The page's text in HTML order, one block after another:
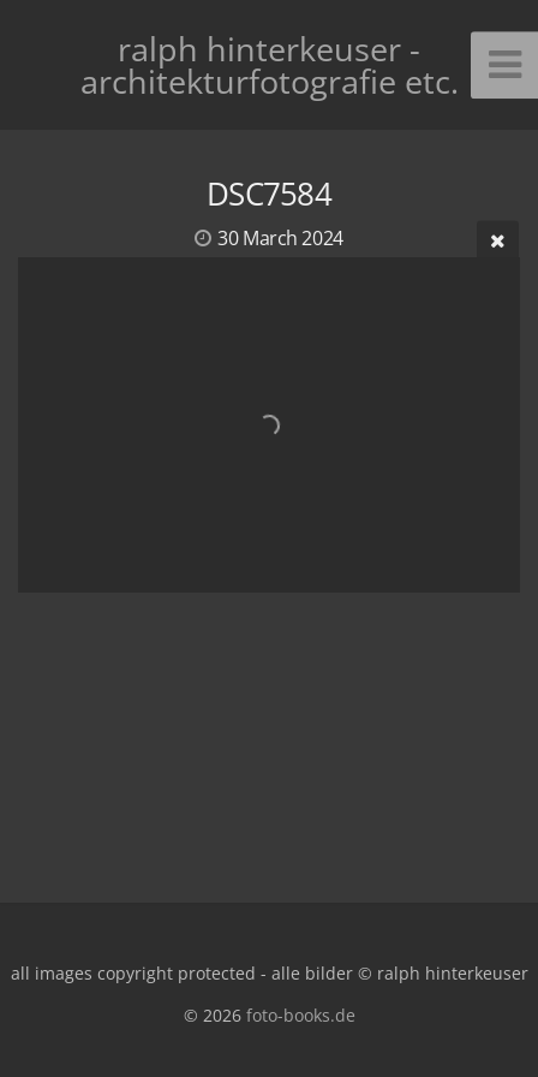
ralph hinterkeuser -
architekturfotografie etc.
DSC7584
30 March 2024
all images copyright protected - alle bilder © ralph hinterkeuser
© 2026 foto-books.de